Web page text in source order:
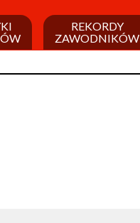
REKORDY
ZAWODNIKÓW